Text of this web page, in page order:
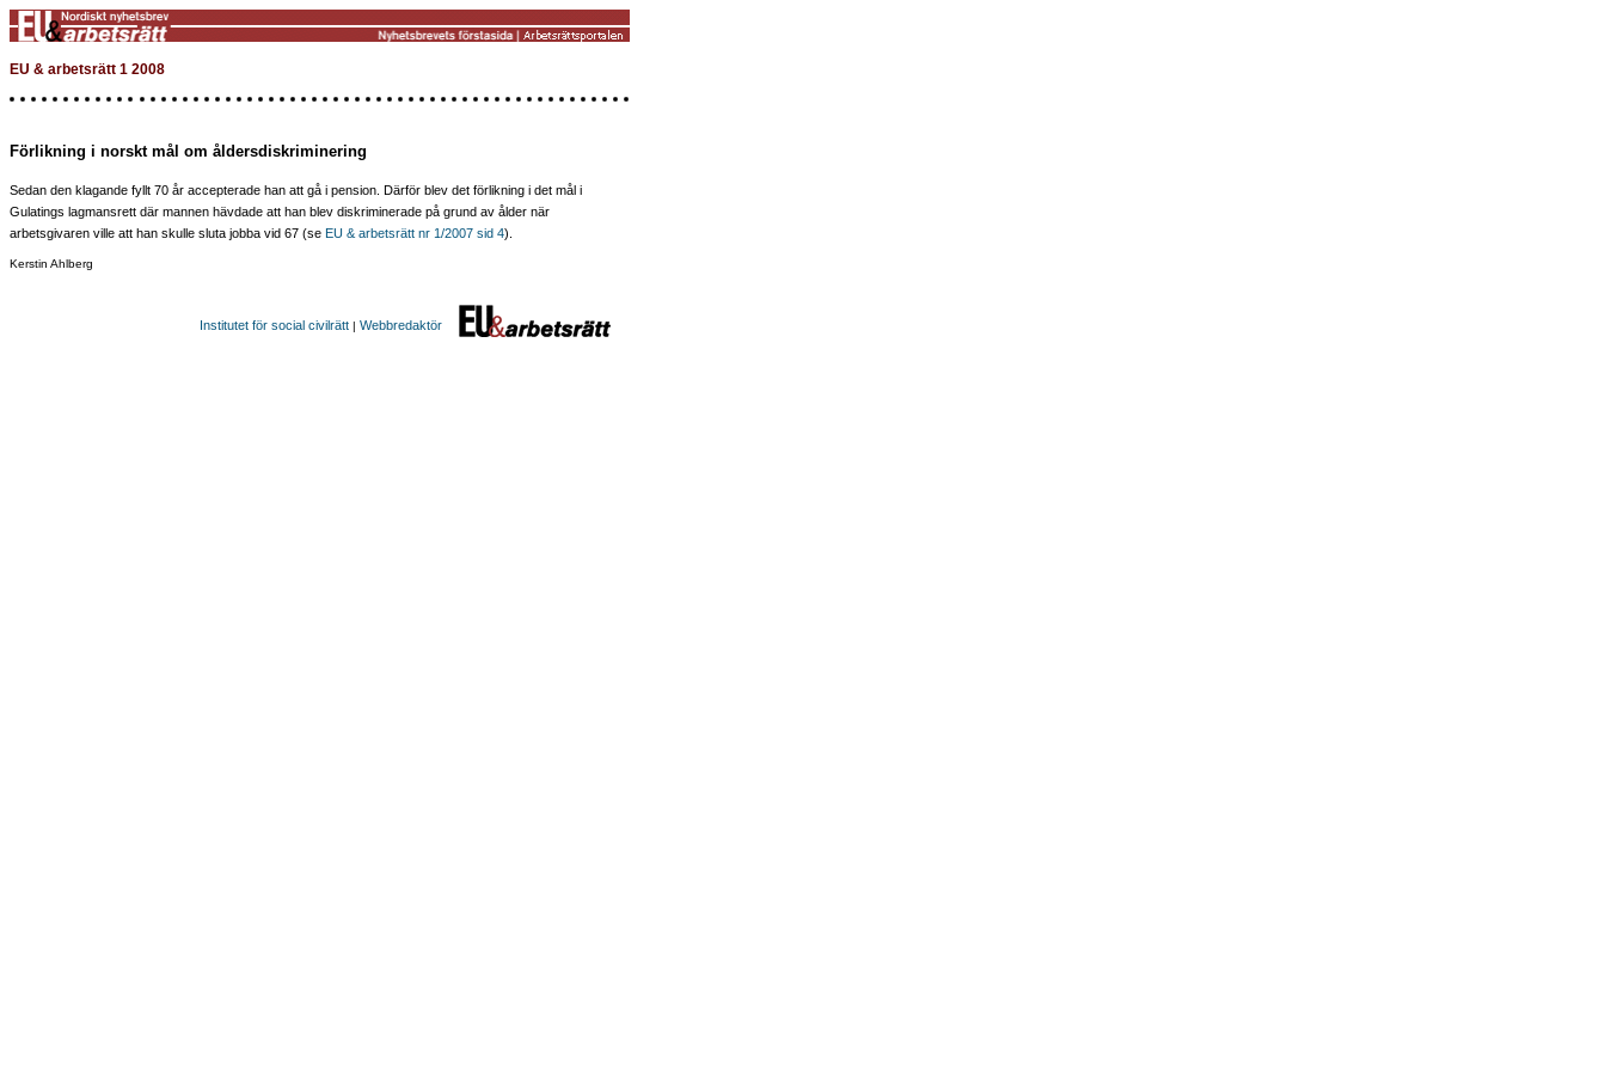
EU & arbetsrätt 1 2008
Förlikning i norskt mål om åldersdiskriminering
Sedan den klagande fyllt 70 år accepterade han att gå i pension. Därför blev det förlikning i det mål i
Gulatings lagmansrett där mannen hävdade att han blev diskriminerade på grund av ålder när
arbetsgivaren ville att han skulle sluta jobba vid 67 (se EU & arbetsrätt nr 1/2007 sid 4).
Kerstin Ahlberg
Institutet för social civilrätt | Webbredaktör